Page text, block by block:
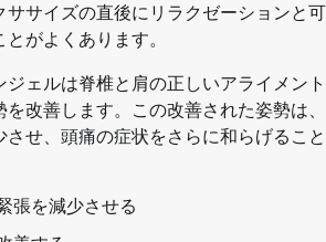
ササイズの直後にリラクゼーションと可
がよくあります。
ジェルは脊椎と肩の正しいアライメント
改善します。この改善された姿勢は、
せ、頭痛の症状をさらに和らげること
張を減少させる